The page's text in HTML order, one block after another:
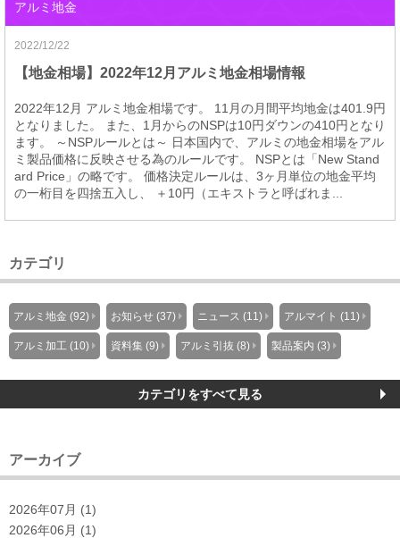
アルミ地金
2022/12/22
【地金相場】2022年12月アルミ地金相場情報
2022年12月 アルミ地金相場です。 11月の月間平均地金は401.9円
となりました。 また、1月からのNSPは10円ダウンの410円となり
ます。 ～NSPルールとは～ 日本国内で、アルミの地金相場をアル
ミ製品価格に反映させる為のルールです。 NSPとは「New Stand
ard Price」の略です。 価格決定ルールは、3ヶ月単位の地金平均
の一桁目を四捨五入し、 ＋10円（エキストラと呼ばれま...
カテゴリ
アルミ地金 (92) お知らせ (37) ニュース (11) アルマイト (11)
アルミ加工 (10) 資料集 (9) アルミ引抜 (8) 製品案内 (3)
カテゴリをすべて見る
アーカイブ
2026年07月 (1)
2026年06月 (1)